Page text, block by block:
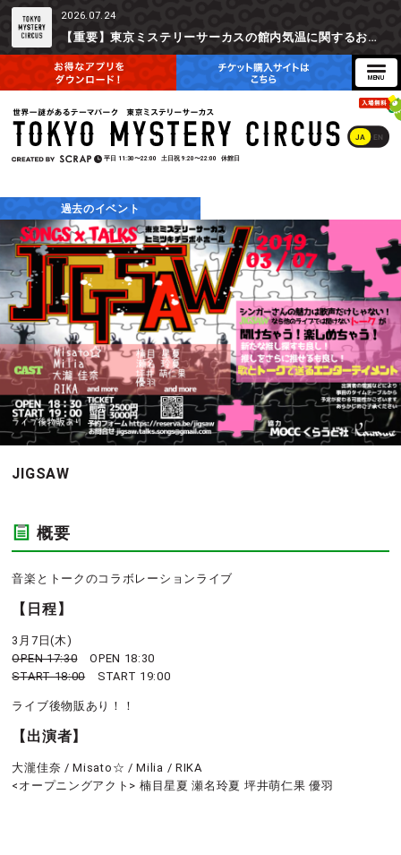
2026.07.24
【重要】東京ミステリーサーカスの館内気温に関するお詫びとご参加辞退時の返金対応について
JA EN
平日 11:30〜22:00 土日祝 9:20〜22:00 休館日
過去のイベント
JIGSAW
概要
音楽とトークのコラボレーションライブ
【日程】
3月7日(木)
OPEN 17:30OPEN 18:30
START 18:00START 19:00
ライブ後物販あり！！
【出演者】
大瀧佳奈 / Misato☆ / Milia / RIKA
<オープニングアクト> 楠目星夏 瀬名玲夏 坪井萌仁果 優羽